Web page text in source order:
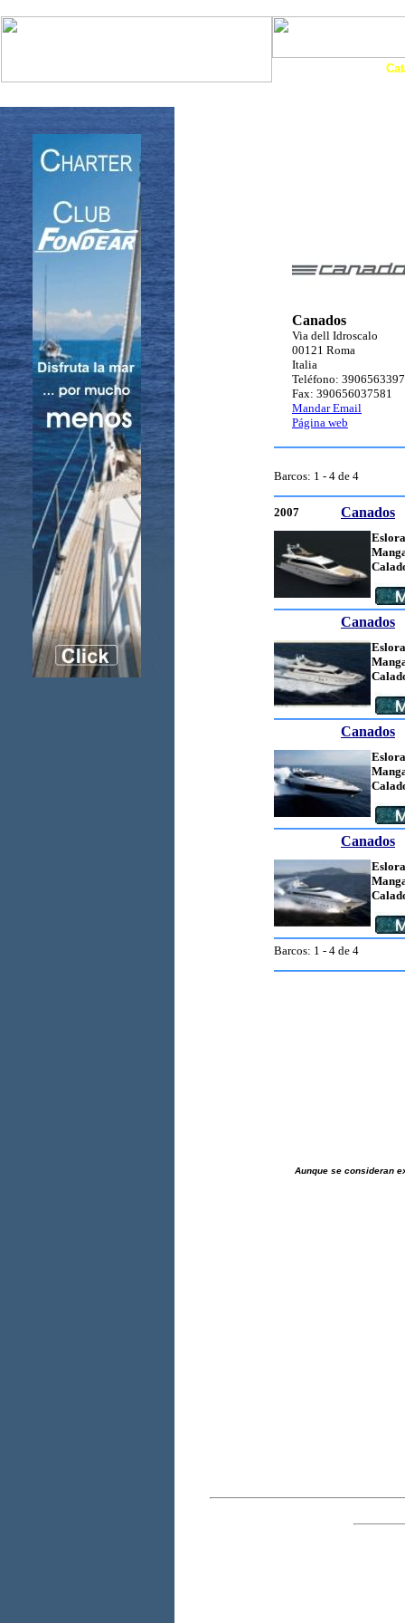
Canados
Via dell Idroscalo
00121 Roma
Italia
Teléfono:
Fax: 390656037581
Mandar Email
Página web
Barcos: 1 - 4 de 4
2007 Canados
Canados
Canados
Canados
Barcos: 1 - 4 de 4
Aunque se consideran